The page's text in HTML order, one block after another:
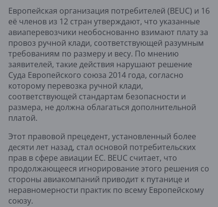
Европейская организация потребителей (BEUC) и 16
её членов из 12 стран утверждают, что указанные
авиаперевозчики необоснованно взимают плату за
провоз ручной клади, соответствующей разумным
требованиям по размеру и весу. По мнению
заявителей, такие действия нарушают решение
Суда Европейского союза 2014 года, согласно
которому перевозка ручной клади,
соответствующей стандартам безопасности и
размера, не должна облагаться дополнительной
платой.
Этот правовой прецедент, установленный более
десяти лет назад, стал основой потребительских
прав в сфере авиации ЕС. BEUC считает, что
продолжающееся игнорирование этого решения со
стороны авиакомпаний приводит к путанице и
неравномерности практик по всему Европейскому
союзу.